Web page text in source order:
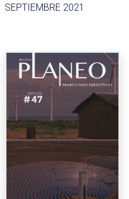
SEPTIEMBRE 2021